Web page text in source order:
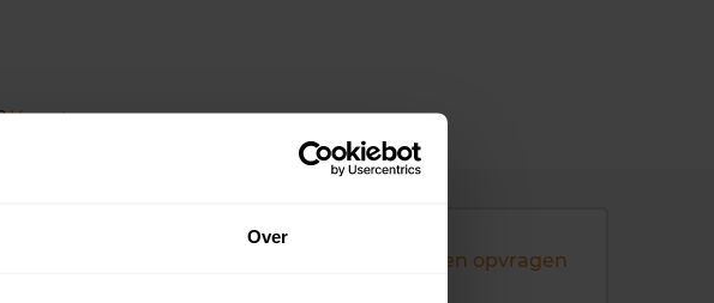
Over
Voeg toe
Andere koopsommen opvragen